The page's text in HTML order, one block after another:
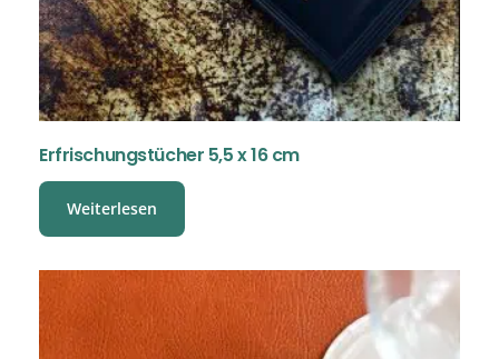
Erfrischungstücher 5,5 x 16 cm
Weiterlesen